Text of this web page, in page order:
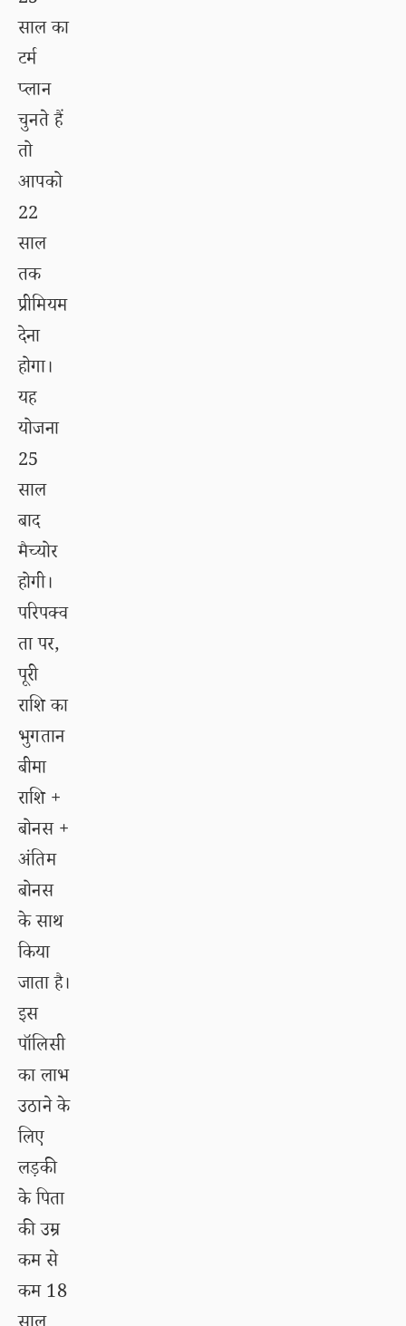
साल का
टर्म
प्लान
चुनते हैं
तो
आपको
22
साल
तक
प्रीमियम
देना
होगा।
यह
योजना
25
साल
बाद
मैच्योर
होगी।
परिपक्व
ता पर,
पूरी
राशि का
भुगतान
बीमा
राशि +
बोनस +
अंतिम
बोनस
के साथ
किया
जाता है।
इस
पॉलिसी
का लाभ
उठाने के
लिए
लड़की
के पिता
की उम्र
कम से
कम 18